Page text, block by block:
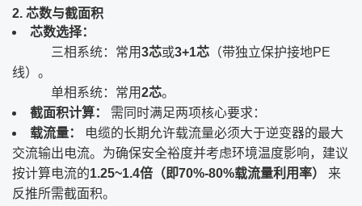
2. 芯数与截面积
芯数选择：
三相系统：常用3芯或3+1芯 （带独立保护接地PE
线）。
单相系统：常用2芯。
截面积计算：
​ 需同时满足两项核心要求：
载流量：
​ 电缆的长期允许载流量必须大于逆变器的最大
交流输出电流。为确保安全裕度并考虑环境温度影响，建议
按计算电流的1.25~1.4倍（即70%-80%载流量利用率）
​ 来
反推所需截面积。